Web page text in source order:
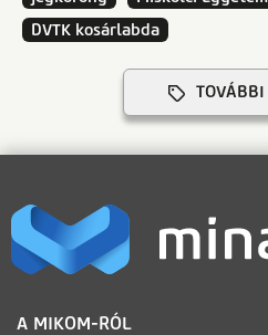
DVTK kosárlabda
LÁBLÉC
A MIKOM-RÓL